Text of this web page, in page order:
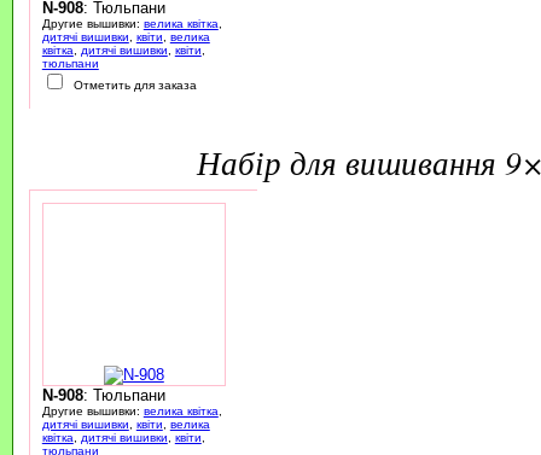
N-908: Тюльпани
Другие вышивки: велика квітка
дитячі вишивки
квіти
велика
квітка
дитячі вишивки квіти
тюльпани
Отметить для заказа
набір для вишивання
N-908: Тюльпани
Другие вышивки: велика квітка
дитячі вишивки
квіти
велика
квітка
дитячі вишивки квіти
тюльпани